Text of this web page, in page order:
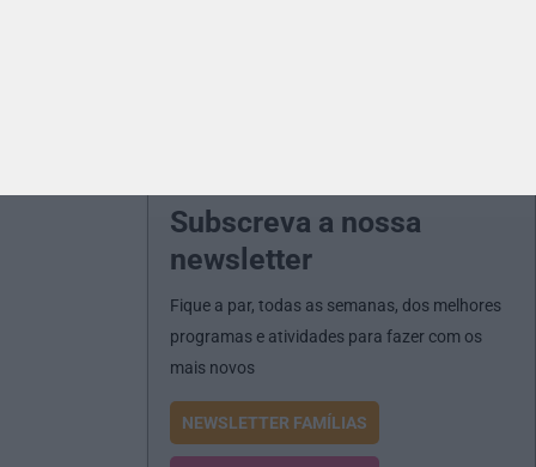
Subscreva a nossa
newsletter
Fique a par, todas as semanas, dos melhores
programas e atividades para fazer com os
mais novos
NEWSLETTER FAMÍLIAS